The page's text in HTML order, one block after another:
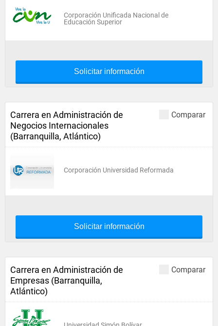
Corporación Unificada Nacional de
Educación Superior
Solicitar información
Comparar
Carrera en Administración de
Negocios Internacionales
(Barranquilla, Atlántico)
Corporación Universidad Reformada
Solicitar información
Comparar
Carrera en Administración de
Empresas (Barranquilla,
Atlántico)